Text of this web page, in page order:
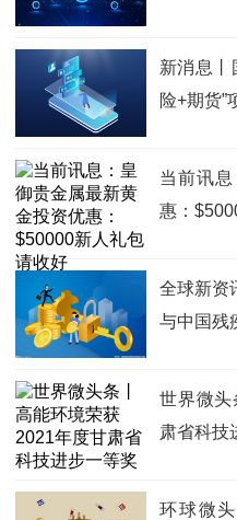
新消息丨
险+期货”
当前讯
惠：
全球新资
与中国残
世界微头
肃省科技
环球微